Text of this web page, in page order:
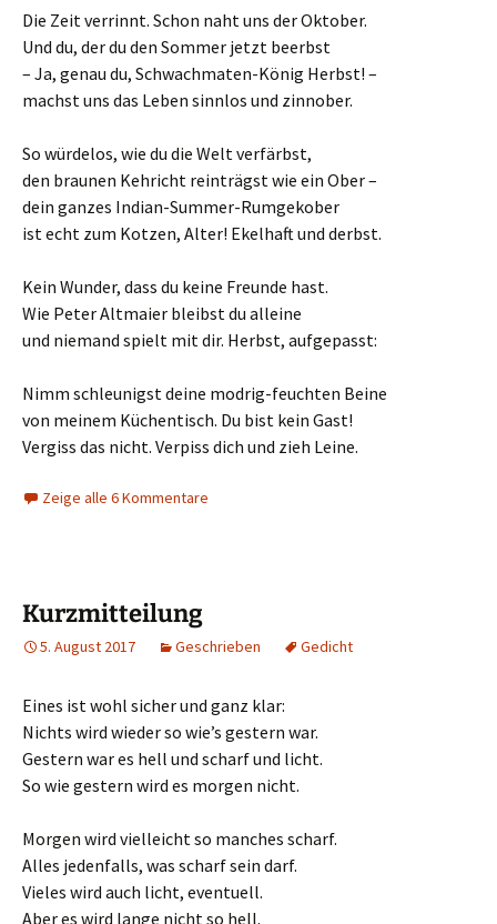
Die Zeit verrinnt. Schon naht uns der Oktober.
Und du, der du den Sommer jetzt beerbst
– Ja, genau du, Schwachmaten-König Herbst! –
machst uns das Leben sinnlos und zinnober.
So würdelos, wie du die Welt verfärbst,
den braunen Kehricht reinträgst wie ein Ober –
dein ganzes Indian-Summer-Rumgekober
ist echt zum Kotzen, Alter! Ekelhaft und derbst.
Kein Wunder, dass du keine Freunde hast.
Wie Peter Altmaier bleibst du alleine
und niemand spielt mit dir. Herbst, aufgepasst:
Nimm schleunigst deine modrig-feuchten Beine
von meinem Küchentisch. Du bist kein Gast!
Vergiss das nicht. Verpiss dich und zieh Leine.
Zeige alle 6 Kommentare
Kurzmitteilung
5. August 2017 Geschrieben Gedicht
Eines ist wohl sicher und ganz klar:
Nichts wird wieder so wie’s gestern war.
Gestern war es hell und scharf und licht.
So wie gestern wird es morgen nicht.
Morgen wird vielleicht so manches scharf.
Alles jedenfalls, was scharf sein darf.
Vieles wird auch licht, eventuell.
Aber es wird lange nicht so hell.